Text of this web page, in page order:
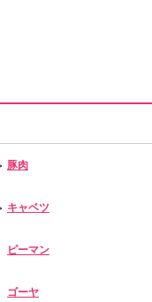
豚肉
キャベツ
ピーマン
ゴーヤ